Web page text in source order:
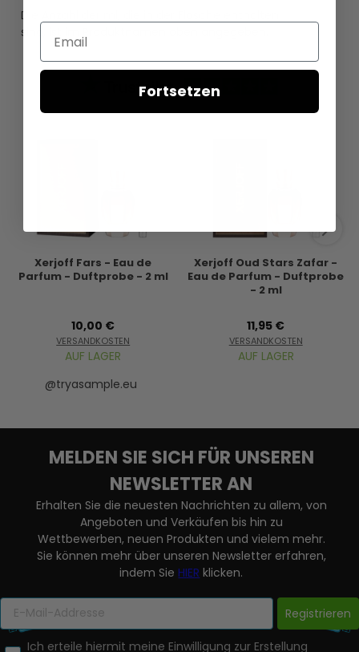
Die Anzahl der ml, die in der Flasche enthalten
sind, ist im Produktnamen oben angegeben.
Xerjoff Fars - Eau de
Parfum - Duftprobe - 2 ml
10,00 €
VERSANDKOSTEN
AUF LAGER
Xerjoff Oud Stars Zafar -
Eau de Parfum - Duftprobe
- 2 ml
11,95 €
VERSANDKOSTEN
AUF LAGER
@tryasample.eu
MELDEN SIE SICH FÜR UNSEREN
NEWSLETTER AN
Erhalten Sie die neuesten Nachrichten zu allem, von
Angeboten und Verkäufen bis hin zu
Wettbewerben, neuen Produkten und vielem mehr.
Sie können mehr über unseren Newsletter erfahren,
indem SieHIER klicken.
Registrieren
Ich erteile hiermit meine Einwilligung zur Erstellung
Email
Fortsetzen